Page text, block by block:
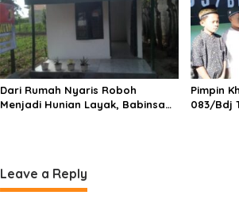
Dari Rumah Nyaris Roboh
Menjadi Hunian Layak, Babinsa
Pimpin
083/Bdj
Leave a Reply